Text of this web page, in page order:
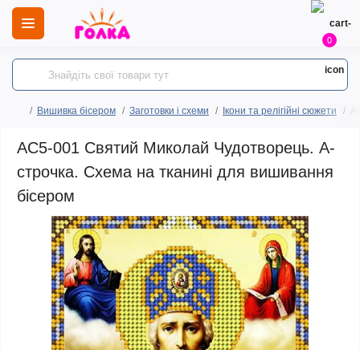
0
Вишивка бісером Заготовки і схеми Ікони та релігійні сюжети
АС5-001 Святий Миколай Чудотворець. А-
строчка. Схема на тканині для вишивання
бісером